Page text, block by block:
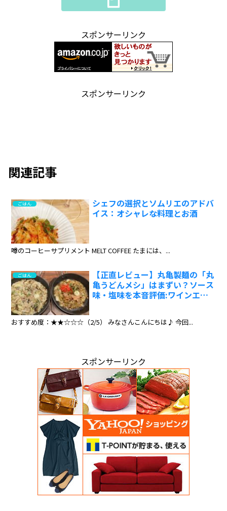
スポンサーリンク
スポンサーリンク
関連記事
ごはん
シェフの選択とソムリエのアドバ
イス：オシャレな料理とお酒
噂のコーヒーサプリメント MELT COFFEE たまには、...
ごはん
【正直レビュー】丸亀製麺の「丸
亀うどんメシ」はまずい？ソース
味・塩味を本音評価:ワインエキ
おすすめ度：★★☆☆☆（2/5） みなさんこんにちは♪ 今回...
スポンサーリンク